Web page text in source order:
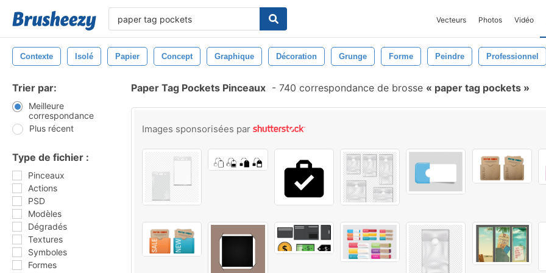
Vecteurs Photos Vidéo
Contexte Isolé Papier Concept Graphique Décoration Grunge Forme Peindre Professionnel
Trier par:
Meilleure
correspondance
Plus récent
Type de fichier :
Pinceaux
Actions
PSD
Modèles
Dégradés
Textures
Symboles
Formes
Paper Tag Pockets Pinceaux - 740 correspondance de brosse paper tag pockets
Images sponsorisées par